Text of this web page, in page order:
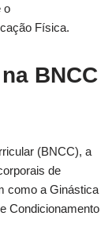
o
Física.
BNCC
(BNCC), a
de
como a Ginástica
Condicionamento